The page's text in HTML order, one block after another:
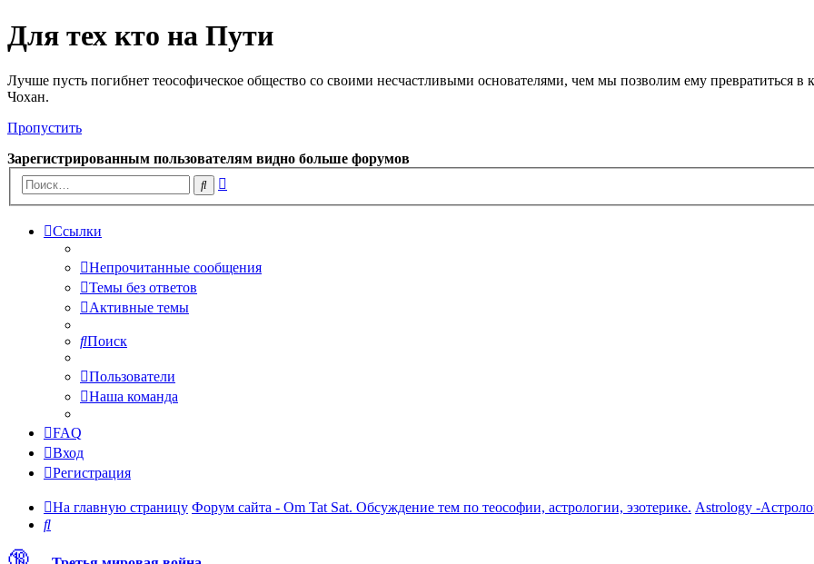
Для тех кто на Пути
Лучше пусть погибнет теософическое общество со своими несчастливыми основателями, чем мы позволим ему превратиться
Чохан.
Пропустить
Зарегистрированным пользователям видно больше форумов
Поиск
Ссылки
Непрочитанные сообщения
Темы без ответов
Активные темы
Поиск
Пользователи
Наша команда
FAQ
Вход
Регистрация
На главную страницу Форум сайта - Om Tat Sat. Обсуждение тем по теософии, астрологии, эзотерике. Astrology -
Поиск